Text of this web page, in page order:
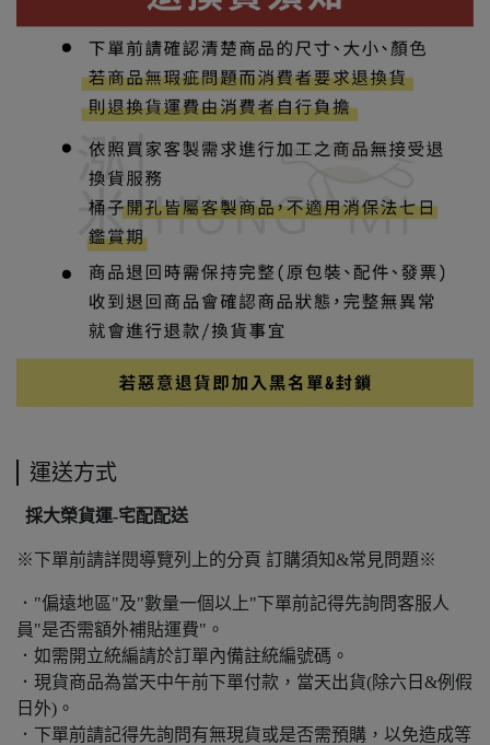
運送方式
採大榮貨運-宅配配送
※下單前請詳閱導覽列上的分頁 訂購須知&常見問題※
．"偏遠地區"及"數量一個以上"下單前記得先詢問客服人
員"是否需額外補貼運費"。
．如需開立統編請於訂單內備註統編號碼。
．現貨商品為當天中午前下單付款，當天出貨(除六日&例假
日外)。
．下單前請記得先詢問有無現貨或是否需預購，以免造成等